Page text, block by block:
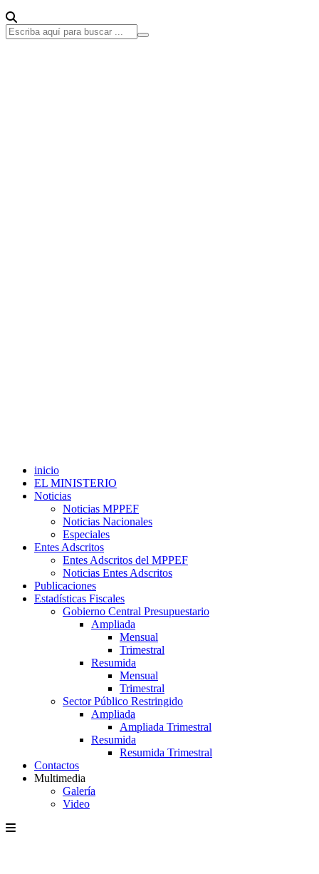
inicio
EL MINISTERIO
Noticias
Noticias MPPEF
Noticias Nacionales
Especiales
Entes Adscritos
Entes Adscritos del MPPEF
Noticias Entes Adscritos
Publicaciones
Estadísticas Fiscales
Gobierno Central Presupuestario
Ampliada
Mensual
Trimestral
Resumida
Mensual
Trimestral
Sector Público Restringido
Ampliada
Ampliada Trimestral
Resumida
Resumida Trimestral
Contactos
Multimedia
Galería
Video